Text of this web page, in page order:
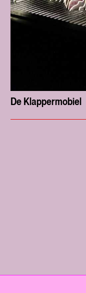
De Klappermobiel